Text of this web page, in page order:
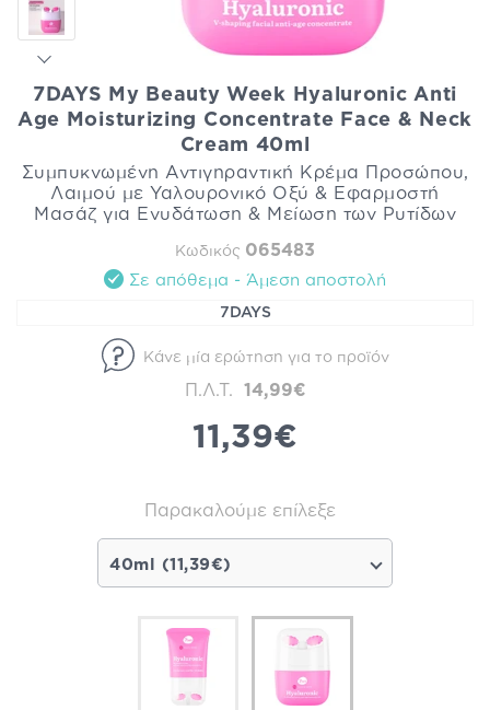
7DAYS My Beauty Week Hyaluronic Anti
Age Moisturizing Concentrate Face & Neck
Cream 40ml
Συμπυκνωμένη Αντιγηραντική Κρέμα Προσώπου,
Λαιμού με Υαλουρονικό Οξύ & Εφαρμοστή
Μασάζ για Ενυδάτωση & Μείωση των Ρυτίδων
Κωδικός 065483
Σε απόθεμα - Άμεση αποστολή
7DAYS
Κάνε μία ερώτηση για το προϊόν
Π.Λ.Τ. 14,99€
11,39€
Παρακαλούμε επίλεξε
40ml (11,39€)